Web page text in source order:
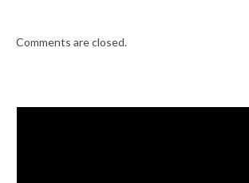
Comments are closed.